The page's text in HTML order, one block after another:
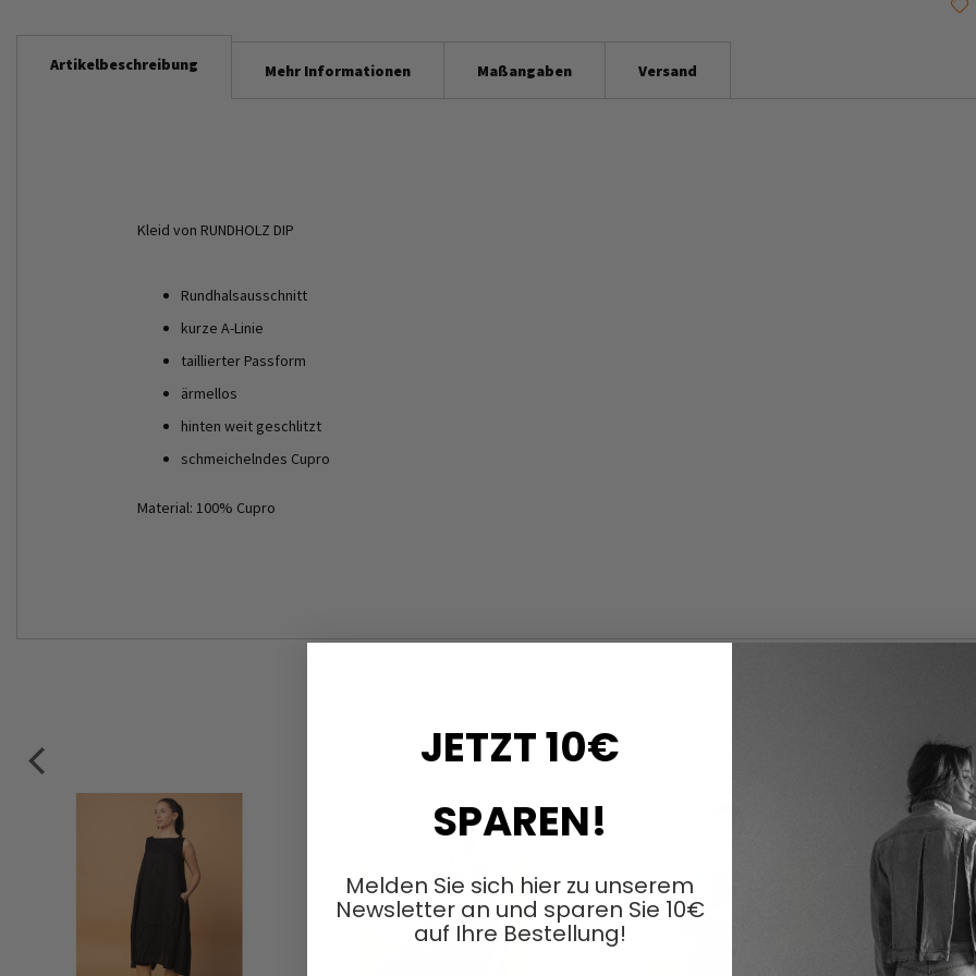
Artikelbeschreibung
Kleid von RUNDHOLZ DIP
Rundhalsausschnitt
kurze A-Linie
taillierter Passform
ärmellos
hinten weit geschlitzt
schmeichelndes Cupro
Material: 100% Cupro
Mehr Informationen Maßangaben Versand
JETZT 10€
SPAREN!
Melden Sie sich hier zu unserem
Newsletter an und sparen Sie 10€
auf Ihre Bestellung!